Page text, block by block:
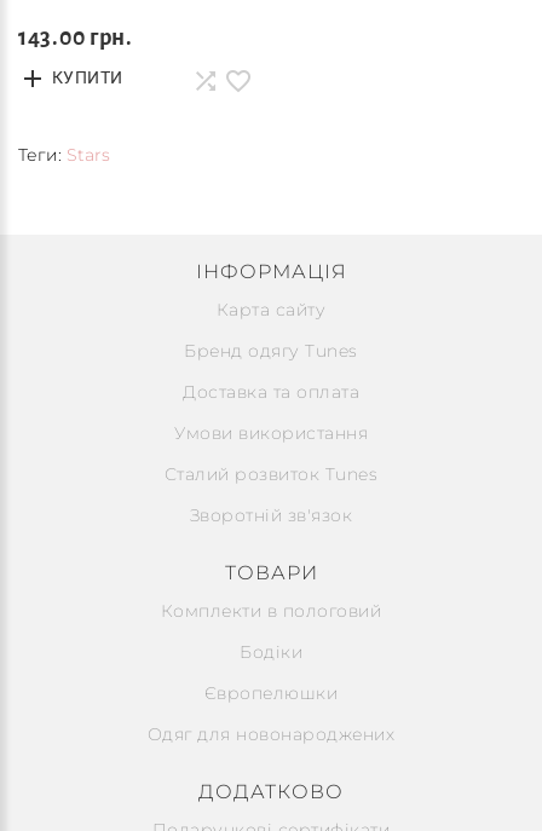
143.00 грн.
КУПИТИ
Теги: Stars
ІНФОРМАЦІЯ
Карта сайту
Бренд одягу Tunes
Доставка та оплата
Умови використання
Сталий розвиток Tunes
Зворотній зв'язок
ТОВАРИ
Комплекти в пологовий
Бодіки
Європелюшки
Одяг для новонароджених
ДОДАТКОВО